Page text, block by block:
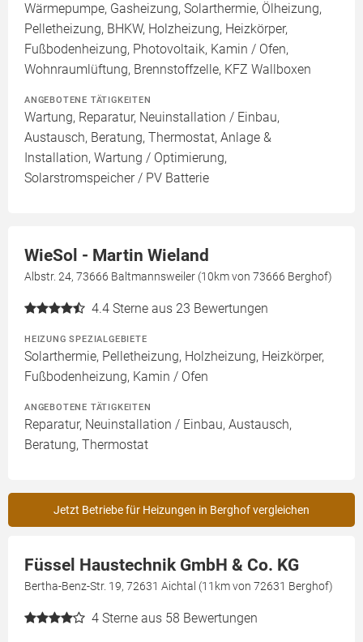
Wärmepumpe, Gasheizung, Solarthermie, Ölheizung,
Pelletheizung, BHKW, Holzheizung, Heizkörper,
Fußbodenheizung, Photovoltaik, Kamin / Ofen,
Wohnraumlüftung, Brennstoffzelle, KFZ Wallboxen
ANGEBOTENE TÄTIGKEITEN
Wartung, Reparatur, Neuinstallation / Einbau,
Austausch, Beratung, Thermostat, Anlage &
Installation, Wartung / Optimierung,
Solarstromspeicher / PV Batterie
WieSol - Martin Wieland
Albstr. 24, 73666 Baltmannsweiler (10km von 73666 Berghof)
4.4 Sterne aus 23 Bewertungen
HEIZUNG SPEZIALGEBIETE
Solarthermie, Pelletheizung, Holzheizung, Heizkörper,
Fußbodenheizung, Kamin / Ofen
ANGEBOTENE TÄTIGKEITEN
Reparatur, Neuinstallation / Einbau, Austausch,
Beratung, Thermostat
Jetzt Betriebe für Heizungen in Berghof vergleichen
Füssel Haustechnik GmbH & Co. KG
Bertha-Benz-Str. 19, 72631 Aichtal (11km von 72631 Berghof)
4 Sterne aus 58 Bewertungen